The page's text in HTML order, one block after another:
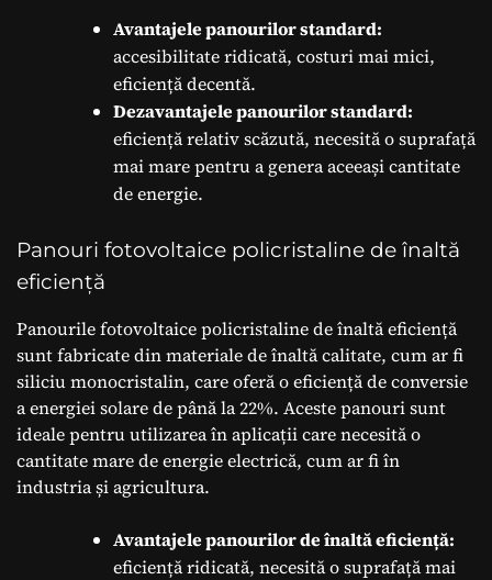
Avantajele panourilor standard:
accesibilitate ridicată, costuri mai mici,
eficiență decentă.
Dezavantajele panourilor standard:
eficiență relativ scăzută, necesită o suprafață
mai mare pentru a genera aceeași cantitate
de energie.
Panouri fotovoltaice policristaline de înaltă
eficiență
Panourile fotovoltaice policristaline de înaltă eficiență
sunt fabricate din materiale de înaltă calitate, cum ar fi
siliciu monocristalin, care oferă o eficiență de conversie
a energiei solare de până la 22%. Aceste panouri sunt
ideale pentru utilizarea în aplicații care necesită o
cantitate mare de energie electrică, cum ar fi în
industria și agricultura.
Avantajele panourilor de înaltă eficiență:
eficiență ridicată, necesită o suprafață mai